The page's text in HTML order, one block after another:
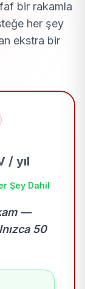
bir rakamla
her şey
ekstra bir
/ yıl
Şey Dahil
—
50